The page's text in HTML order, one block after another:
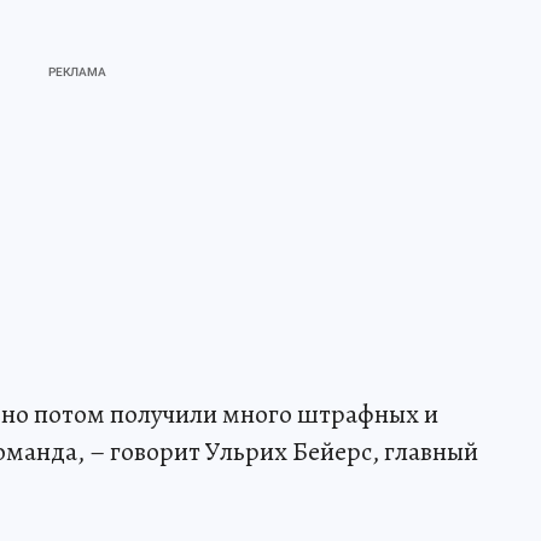
потом получили много штрафных и
– говорит Ульрих Бейерс, главный